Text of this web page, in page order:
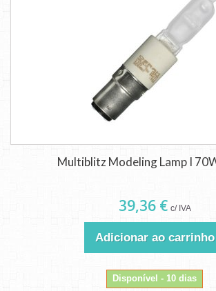
Multiblitz Modeling Lamp I
39,36 € c/ IVA
Adicionar ao carrinho
Disponível - 10 dias